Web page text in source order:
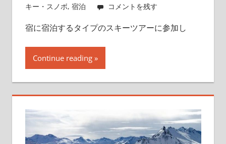
キー・スノボ, 宿泊 コメントを残す
宿に宿泊するタイプのスキーツアーに参加し
Continue reading